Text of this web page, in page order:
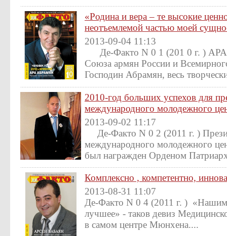
«Родина и вера – те высокие
неотъемлемой частью моей
2013-09-04 11:13
Де-Факто N 0 1 (201 0 г. )
Союза армян России и
Господин Абрамян, весь
2010-год больших успехов для
международного молодежного
2013-09-02 11:17
Де-Факто N 0 2 (2011 г. )
международного молодежного
был награжден Орденом
Комплексно , компетентно,
2013-08-31 11:07
Де-Факто N 0 4 (2011 г. ) «Нашим
лучшее» - таков девиз
в самом центре Мюнхена....